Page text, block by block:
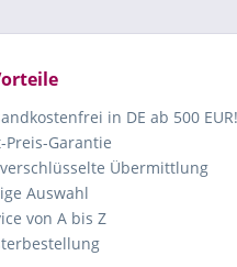
in DE ab 500 EUR!
Garantie
Übermittlung
Auswahl
von A bis Z